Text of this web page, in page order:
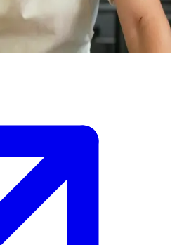
tanpa cela sambil menggembleng